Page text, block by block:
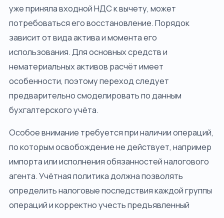
уже приняла входной НДС к вычету, может
потребоваться его восстановление. Порядок
зависит от вида актива и момента его
использования. Для основных средств и
нематериальных активов расчёт имеет
особенности, поэтому переход следует
предварительно смоделировать по данным
бухгалтерского учёта.
Особое внимание требуется при наличии операций,
по которым освобождение не действует, например
импорта или исполнения обязанностей налогового
агента. Учётная политика должна позволять
определить налоговые последствия каждой группы
операций и корректно учесть предъявленный